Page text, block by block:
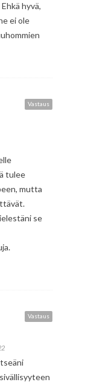
hyvä,
ei ole
Vastaus
tulee
mutta
se
Vastaus